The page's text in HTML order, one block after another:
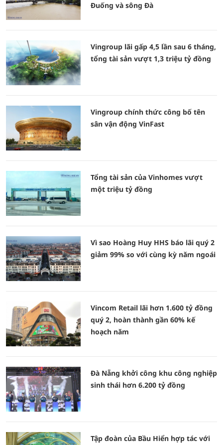
Đuống và sông Đà
Vingroup lãi gấp 4,5 lần sau 6 tháng,
tổng tài sản vượt 1,3 triệu tỷ đồng
Vingroup chính thức công bố tên
sân vận động VinFast
Tổng tài sản của Vinhomes vượt
một triệu tỷ đồng
Vì sao Hoàng Huy HHS báo lãi quý 2
giảm 99% so với cùng kỳ năm ngoái
Vincom Retail lãi hơn 1.600 tỷ đồng
quý 2, hoàn thành gần 60% kế
hoạch năm
Đà Nẵng khởi công khu công nghiệp
sinh thái hơn 6.200 tỷ đồng
Tập đoàn của Bầu Hiển hợp tác với